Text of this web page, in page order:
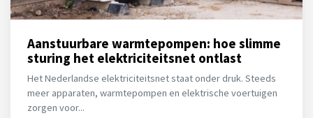
Aanstuurbare warmtepompen: hoe slimme
sturing het elektriciteitsnet ontlast
Het Nederlandse elektriciteitsnet staat onder druk. Steeds
meer apparaten, warmtepompen en elektrische voertuigen
zorgen voor...